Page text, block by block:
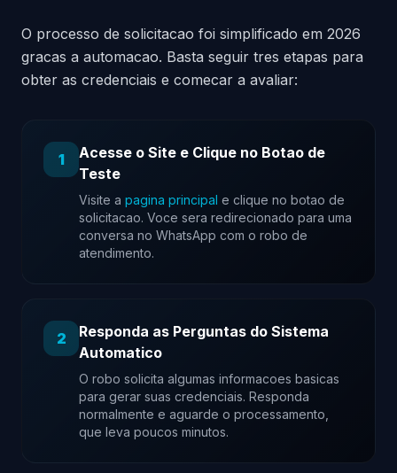
O processo de solicitacao foi simplificado em 2026
gracas a automacao. Basta seguir tres etapas para
obter as credenciais e comecar a avaliar:
1
Acesse o Site e Clique no Botao de
Teste
Visite a pagina principal e clique no botao de
solicitacao. Voce sera redirecionado para uma
conversa no WhatsApp com o robo de
atendimento.
2
Responda as Perguntas do Sistema
Automatico
O robo solicita algumas informacoes basicas
para gerar suas credenciais. Responda
normalmente e aguarde o processamento,
que leva poucos minutos.